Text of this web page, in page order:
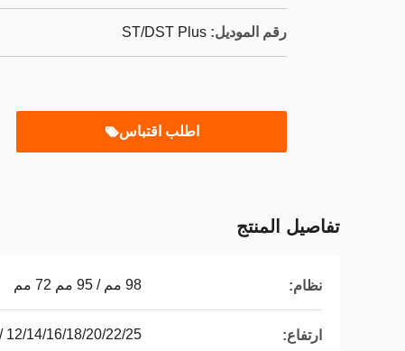
رقم الموديل: ST/DST Plus
اطلب اقتباس
تفاصيل المنتج
نظام: 98 مم / 95 مم 72 مم
ارتفاع: 12/14/16/18/20/22/25 / 30mm